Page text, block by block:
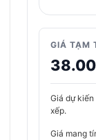
GIÁ TẠM
Giá dự
xếp.
Giá mang